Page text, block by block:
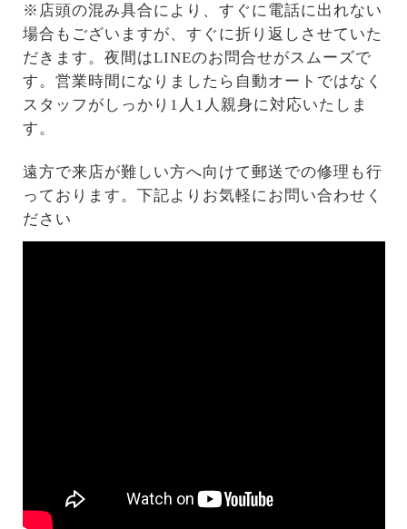
※店頭の混み具合により、すぐに電話に出れない
場合もございますが、すぐに折り返しさせていた
だきます。夜間はLINEのお問合せがスムーズで
す。営業時間になりましたら自動オートではなく
スタッフがしっかり1人1人親身に対応いたしま
す。
遠方で来店が難しい方へ向けて郵送での修理も行
っております。下記よりお気軽にお問い合わせく
ださい